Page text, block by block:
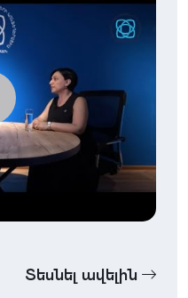
Տեսնել ավելին